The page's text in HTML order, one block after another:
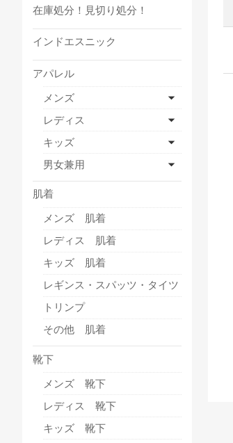
在庫処分！見切り処分！
インドエスニック
アパレル
メンズ
レディス
キッズ
男女兼用
肌着
メンズ 肌着
レディス 肌着
キッズ 肌着
レギンス・スパッツ・タイツ
トリンプ
その他 肌着
靴下
メンズ 靴下
レディス 靴下
キッズ 靴下